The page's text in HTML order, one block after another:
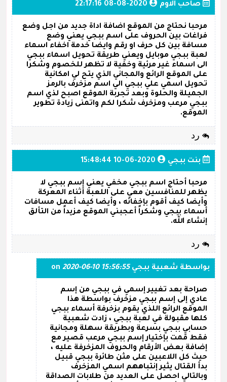
صاحب الاوم 2020-08-08 22:17:16
مرحبا نحتاج من الموقع اضافة اداة جديد من اجل وضع
فراغات بين الحروف على اسم ببجي يعني وضع
مسافة بين كل حرف او رقم وايضا خدمة اخفاء اسماء
لعبة ببجي موبايل ويعني طريقة تحويل اسماء ببجي
الى اسماء غير مرئية وخفية لا تظهر للخصوم وشكرا
على الموقع الرائع والمجاني الذي يتح لي امكانية
تحويل اسمي علي ببجي الي اسم مزخرف بالرمز
الجميلة والحلوة وبعد تجربة الموقع اصبح لذي اسم
ببجي مرعب ومزخرف شكرا لكم واتمنى زيادة تطوير
الموقع.
رد
بنت ببجي 2020-06-10 15:48:44
مرحبا أحتاج اسم ببجي مخفي يعني إسم ببجي لا
يظهر للمنافسين معي على اللعبة أثناء المعركة
وأيضا كيف أقوم بإخفائه ، وأيضا كيف أعمل مسافات
أسماء ببجي وشكراً أعجبني الموقع مزيداً من التألق
إنشاء الله.
رد
بواسطة شعبية ببجي on
2020-06-10 15:56:55
صراحة بعد تغيير إسمي في ببجي من إسم
عادي إلى إسم ببجي مزخرف بواسطة هذا
الموقع الرائع اللذي يقوم بزخرفة أسماء ببجي
كلها مقبولة في لعبة ببجي ، زادت شعبية
حسابي ببجي بسرعة وبطريقة سهلة ومجانية
فقط قمت بإختيار إسم ببجي مرعب قصير مع
إضافة بعض الأرقام والحروف المزخرفة عليه ،
حيث كل اللاعبين على مثن طائرة ببجي قبيل
بدأ القتال يثير إنتباههم اسمي المزخرف
وبالتالي احصل على العديد من طلابات الصداقة